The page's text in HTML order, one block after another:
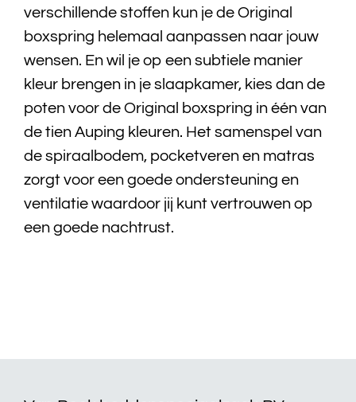
Bedtextiel
Badtextiel
Acties
Onze showroom
Showroom modellen
verschillende stoffen kun je de Original
boxspring helemaal aanpassen naar jouw
wensen. En wil je op een subtiele manier
kleur brengen in je slaapkamer, kies dan de
poten voor de Original boxspring in één van
de tien Auping kleuren. Het samenspel van
de spiraalbodem, pocketveren en matras
zorgt voor een goede ondersteuning en
ventilatie waardoor jij kunt vertrouwen op
een goede nachtrust.